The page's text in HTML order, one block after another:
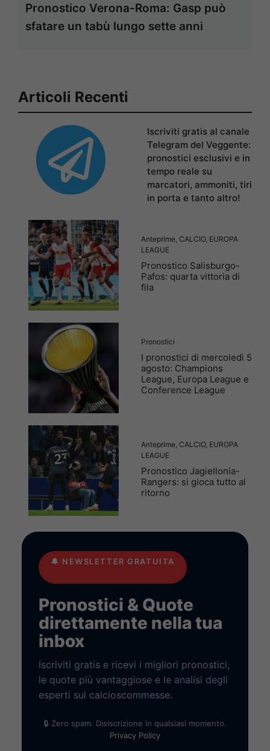
Pronostico Verona-Roma: Gasp può
sfatare un tabù lungo sette anni
Articoli Recenti
Iscriviti gratis al canale
Telegram del Veggente:
pronostici esclusivi e in
tempo reale su
marcatori, ammoniti, tiri
in porta e tanto altro!
Anteprime, CALCIO, EUROPA
LEAGUE
Pronostico Salisburgo-
Pafos: quarta vittoria di
fila
Pronostici
I pronostici di mercoledì 5
agosto: Champions
League, Europa League e
Conference League
Anteprime, CALCIO, EUROPA
LEAGUE
Pronostico Jagiellonia-
Rangers: si gioca tutto al
ritorno
🔔 NEWSLETTER GRATUITA
Pronostici & Quote
direttamente nella tua
inbox
Iscriviti gratis e ricevi i migliori pronostici,
le quote più vantaggiose e le analisi degli
esperti sul calcioscommesse.
🔒 Zero spam. Disiscrizione in qualsiasi momento.
Privacy Policy